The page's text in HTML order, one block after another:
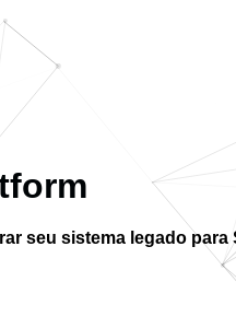
seu sistema legado